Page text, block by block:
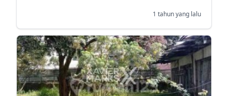
1 tahun yang lalu